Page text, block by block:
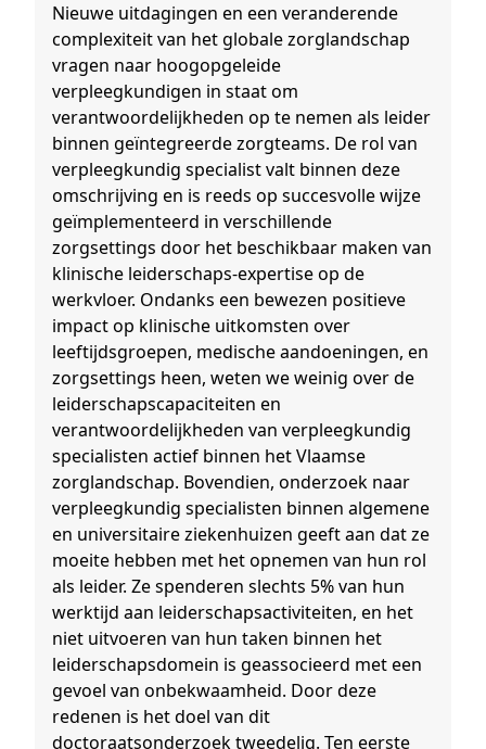
Nieuwe uitdagingen en een veranderende
complexiteit van het globale zorglandschap
vragen naar hoogopgeleide
verpleegkundigen in staat om
verantwoordelijkheden op te nemen als leider
binnen geïntegreerde zorgteams. De rol van
verpleegkundig specialist valt binnen deze
omschrijving en is reeds op succesvolle wijze
geïmplementeerd in verschillende
zorgsettings door het beschikbaar maken van
klinische leiderschaps-expertise op de
werkvloer. Ondanks een bewezen positieve
impact op klinische uitkomsten over
leeftijdsgroepen, medische aandoeningen, en
zorgsettings heen, weten we weinig over de
leiderschapscapaciteiten en
verantwoordelijkheden van verpleegkundig
specialisten actief binnen het Vlaamse
zorglandschap. Bovendien, onderzoek naar
verpleegkundig specialisten binnen algemene
en universitaire ziekenhuizen geeft aan dat ze
moeite hebben met het opnemen van hun rol
als leider. Ze spenderen slechts 5% van hun
werktijd aan leiderschapsactiviteiten, en het
niet uitvoeren van hun taken binnen het
leiderschapsdomein is geassocieerd met een
gevoel van onbekwaamheid. Door deze
redenen is het doel van dit
doctoraatsonderzoek tweedelig. Ten eerste